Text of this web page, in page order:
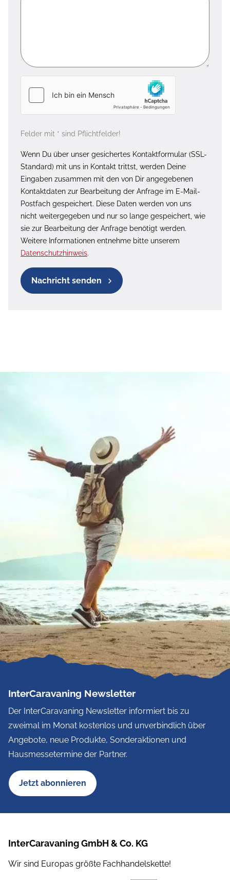
Felder mit * sind Pflichtfelder!
Wenn Du über unser gesichertes Kontaktformular (SSL-
Standard) mit uns in Kontakt trittst, werden Deine
Eingaben zusammen mit den von Dir angegebenen
Kontaktdaten zur Bearbeitung der Anfrage im E-Mail-
Postfach gespeichert. Diese Daten werden von uns
nicht weitergegeben und nur so lange gespeichert, wie
sie zur Bearbeitung der Anfrage benötigt werden.
Weitere Informationen entnehme bitte unserem
Datenschutzhinweis.
Nachricht senden
InterCaravaning Newsletter
Der InterCaravaning Newsletter informiert bis zu
zweimal im Monat kostenlos und unverbindlich über
Angebote, neue Produkte, Sonderaktionen und
Hausmessetermine der Partner.
Jetzt abonnieren
InterCaravaning GmbH & Co. KG
Wir sind Europas größte Fachhandelskette!